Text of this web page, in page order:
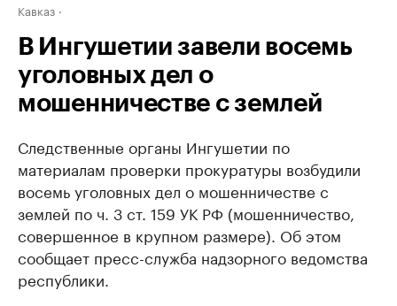
Кавказ
В Ингушетии завели восемь
уголовных дел о
мошенничестве с землей
Следственные органы Ингушетии по
материалам проверки прокуратуры возбудили
восемь уголовных дел о мошенничестве с
землей по ч. 3 ст. 159 УК РФ (мошенничество,
совершенное в крупном размере). Об этом
сообщает пресс-служба надзорного ведомства
республики.